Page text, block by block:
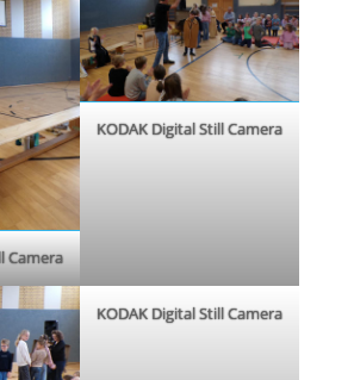
Camera
KODAK Digital Still Camera
KODAK Digital Still Camera